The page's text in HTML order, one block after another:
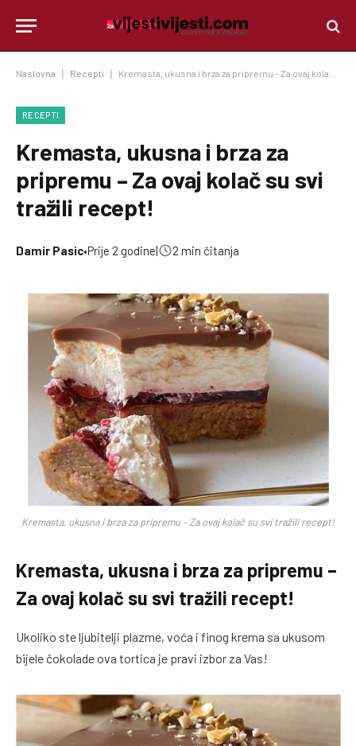
Naslovna Recepti Kremasta, ukusna i brza za pripremu – Za ovaj kolač su svi tražili recept!
RECEPTI
Kremasta, ukusna i brza za
pripremu – Za ovaj kolač su svi
tražili recept!
Damir Pasic•Prije 2 godine| 2 min čitanja
Kremasta, ukusna i brza za pripremu - Za ovaj kolač su svi tražili recept!
Kremasta, ukusna i brza za pripremu –
Za ovaj kolač su svi tražili recept!
Ukoliko ste ljubitelji plazme, voća i finog krema sa ukusom
bijele čokolade ova tortica je pravi izbor za Vas!